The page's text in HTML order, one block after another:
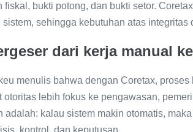
bukti potong, dan bukti setor.
sehingga kebutuhan atas integritas
dari kerja manual
menulis bahwa dengan Coretax,
otoritas lebih fokus ke pengawasan,
adalah: kalau sistem makin otomatis,
kontrol, dan keputusan.